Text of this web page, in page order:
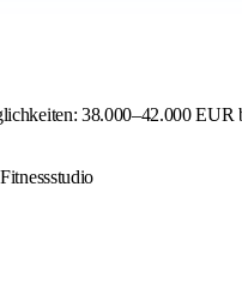
38.000–42.000 EUR